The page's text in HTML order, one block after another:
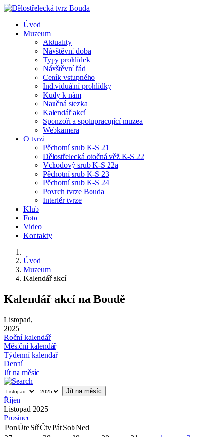
Úvod
Muzeum
Aktuality
Návštěvní doba
Typy prohlídek
Návštěvní řád
Ceník vstupného
Individuální prohlídky
Kudy k nám
Naučná stezka
Kalendář akcí
Sponzoři a spolupracující muzea
Webkamera
O tvrzi
Pěchotní srub K-S 21
Dělostřelecká otočná věž K-S 22
Vchodový srub K-S 22a
Pěchotní srub K-S 23
Pěchotní srub K-S 24
Povrch tvrze Bouda
Interiér tvrze
Klub
Foto
Video
Kontakty
Úvod
Muzeum
Kalendář akcí
Kalendář akcí na Boudě
Listopad,
2025
Roční kalendář
Měsíční kalendář
Týdenní kalendář
Denní
Jít na měsíc
Jít na měsíc
Říjen
Listopad 2025
Prosinec
PonÚteStřČtvPátSobNed